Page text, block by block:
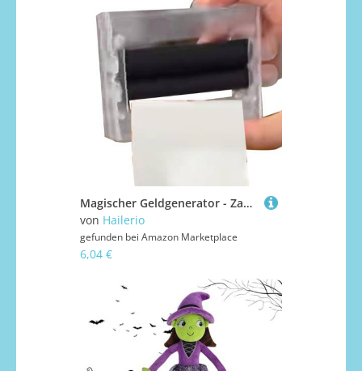
Magischer Geldgenerator - Zauberer Trick Gelddruckmaschine - Tragbares Zaubergerät Für Familienfeiern Bühnenauftritte Partys Talentvorführungen
von Hailerio
gefunden bei Amazon Marketplace
6,04 €